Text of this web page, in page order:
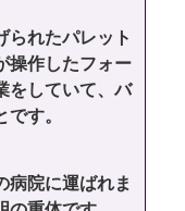
られたパレット
操作したフォー
をしていて、バ
す。
病院に運ばれま